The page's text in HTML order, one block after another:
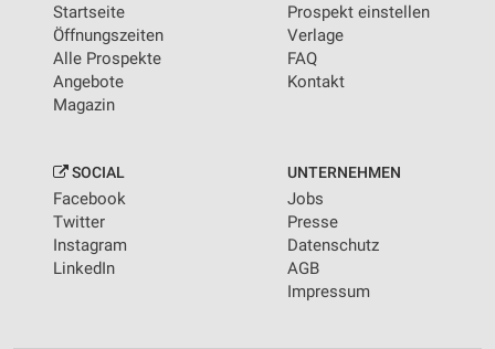
Startseite
Öffnungszeiten
Alle Prospekte
Angebote
Magazin
Prospekt einstellen
Verlage
FAQ
Kontakt
SOCIAL
Facebook
Twitter
Instagram
LinkedIn
UNTERNEHMEN
Jobs
Presse
Datenschutz
AGB
Impressum